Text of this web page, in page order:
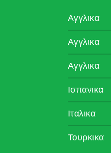
Αγγλικα
Αγγλικα
Αγγλικα
Ισπανικα
Ιταλικα
Τουρκικα